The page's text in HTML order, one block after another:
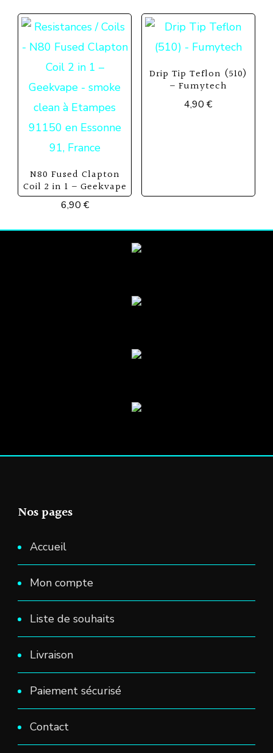
N80 Fused Clapton
Coil 2 in 1 – Geekvape
6,90 €
Drip Tip Teflon (510)
– Fumytech
4,90€
Nos pages
Accueil
Mon compte
Liste de souhaits
Livraison
Paiement sécurisé
Contact